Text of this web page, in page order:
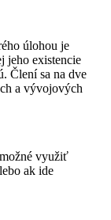
úlohou je
jeho existencie
Člení sa na dve
a vývojových
využiť
ak ide